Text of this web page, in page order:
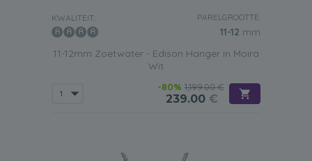
KWALITEIT: PARELGROOTTE:
11-12 mm
11-12mm Zoetwater - Edison Hanger in Moira
Wit
-80% 1,199.00 €
239.00 €